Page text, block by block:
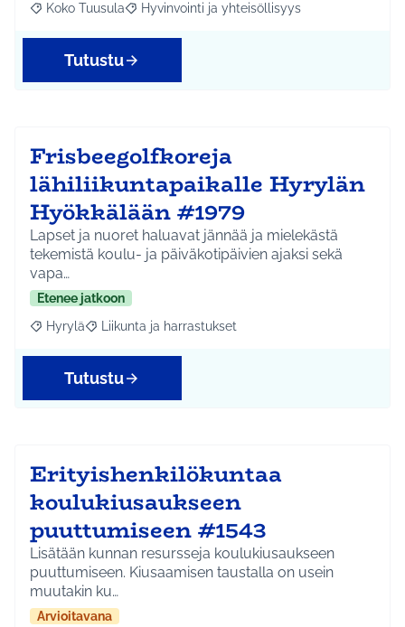
Rajaa tulokset aihepiirin mukaan: Koko Tuusula
Koko Tuusula Rajaa tulokset teeman mukaan: Hyvinvointi ja
Hyvinvointi ja yhteisöllisyys
Tutustu
Frisbeegolfkoreja
lähiliikuntapaikalle Hyrylän
Hyökkälään #1979
Lapset ja nuoret haluavat jännää ja mielekästä
tekemistä koulu- ja päiväkotipäivien ajaksi sekä
vapa…
Etenee jatkoon
Rajaa tulokset aihepiirin mukaan: Hyrylä
Hyrylä Rajaa tulokset teeman mukaan: Liikunta ja
Liikunta ja harrastukset
Tutustu
Erityishenkilökuntaa
koulukiusaukseen
puuttumiseen #1543
Lisätään kunnan resursseja koulukiusaukseen
puuttumiseen. Kiusaamisen taustalla on usein
muutakin ku…
Arvioitavana